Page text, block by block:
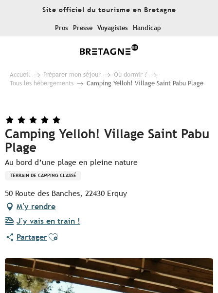
Site officiel du tourisme en Bretagne
Pros Presse Voyagistes Handicap
Accueil Préparer mon séjour
Où dormir ?
Tous les hébergements
Camping Yelloh! Village Saint Pabu Plage
Camping Yelloh! Village Saint Pabu
Plage
Au bord d’une plage en pleine nature
TERRAIN DE CAMPING CLASSÉ
50 Route des Banches, 22430 Erquy
M'y rendre
J'y vais en train !
PartagerAjouter aux favoris